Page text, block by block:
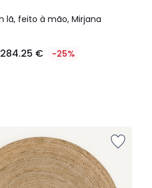
lã, feito à mão, Mirjana
284.25 € -25%